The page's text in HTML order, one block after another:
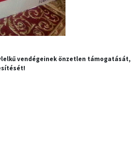
vendégeinek önzetlen támogatását,